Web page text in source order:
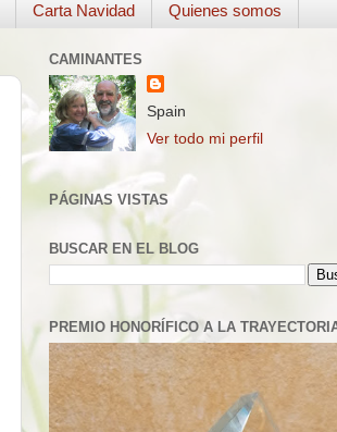
Carta Navidad Quienes somos
CAMINANTES
Spain
Ver todo mi perfil
PÁGINAS VISTAS
BUSCAR EN EL BLOG
PREMIO HONORÍFICO A LA